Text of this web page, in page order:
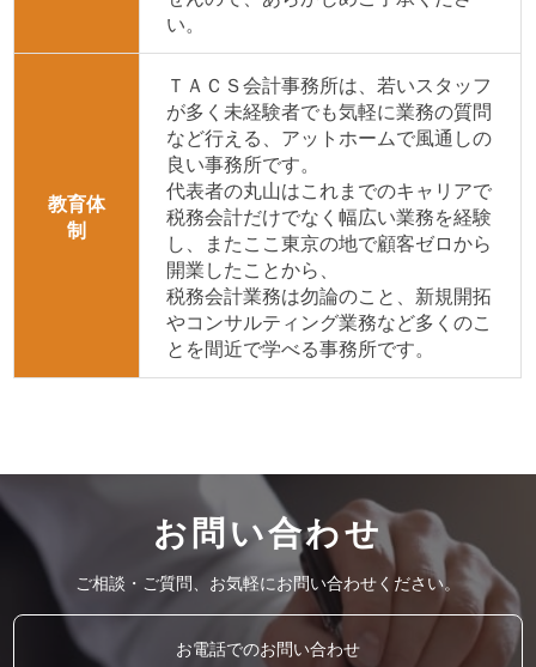
い。
教育体
制
ＴＡＣＳ会計事務所は、若いスタッフ
が多く未経験者でも気軽に業務の質問
など行える、アットホームで風通しの
良い事務所です。
代表者の丸山はこれまでのキャリアで
税務会計だけでなく幅広い業務を経験
し、またここ東京の地で顧客ゼロから
開業したことから、
税務会計業務は勿論のこと、新規開拓
やコンサルティング業務など多くのこ
とを間近で学べる事務所です。
お問い合わせ
ご相談・ご質問、お気軽にお問い合わせください。
お電話でのお問い合わせ